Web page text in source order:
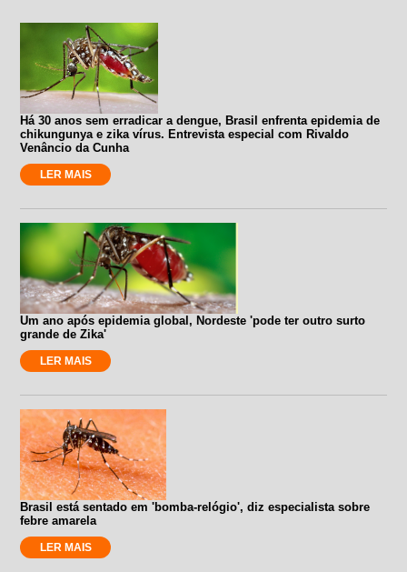
Há 30 anos sem erradicar a dengue, Brasil enfrenta epidemia de
chikungunya e zika vírus. Entrevista especial com Rivaldo
Venâncio da Cunha
LER MAIS
Um ano após epidemia global, Nordeste 'pode ter outro surto
grande de Zika'
LER MAIS
Brasil está sentado em 'bomba-relógio', diz especialista sobre
febre amarela
LER MAIS